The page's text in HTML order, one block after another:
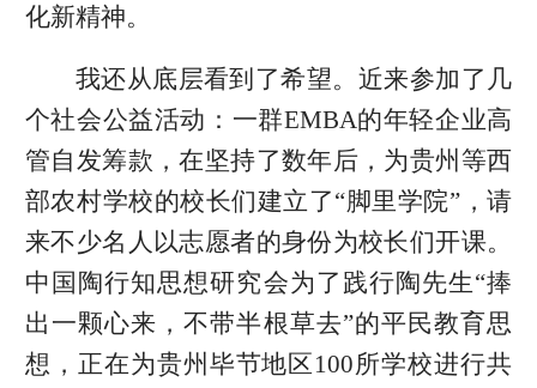
化新精神。
我还从底层看到了希望。近来参加了几
个社会公益活动：一群EMBA的年轻企业高
管自发筹款，在坚持了数年后，为贵州等西
部农村学校的校长们建立了“脚里学院”，请
来不少名人以志愿者的身份为校长们开课。
中国陶行知思想研究会为了践行陶先生“捧
出一颗心来，不带半根草去”的平民教育思
想，正在为贵州毕节地区100所学校进行共